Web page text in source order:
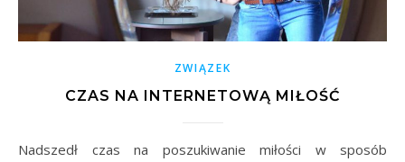
ZWIĄZEK
CZAS NA INTERNETOWĄ MIŁOŚĆ
Nadszedł czas na poszukiwanie miłości w sposób